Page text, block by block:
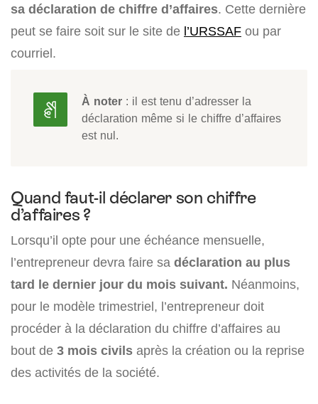
sa déclaration de chiffre d’affaires. Cette dernière
peut se faire soit sur le site de l’URSSAF ou par
courriel.
À noter : il est tenu d’adresser la
déclaration même si le chiffre d’affaires
est nul.
Quand faut-il déclarer son chiffre
d’affaires ?
Lorsqu’il opte pour une échéance mensuelle,
l’entrepreneur devra faire sa déclaration au plus
tard le dernier jour du mois suivant. Néanmoins,
pour le modèle trimestriel, l’entrepreneur doit
procéder à la déclaration du chiffre d’affaires au
bout de 3 mois civils après la création ou la reprise
des activités de la société.